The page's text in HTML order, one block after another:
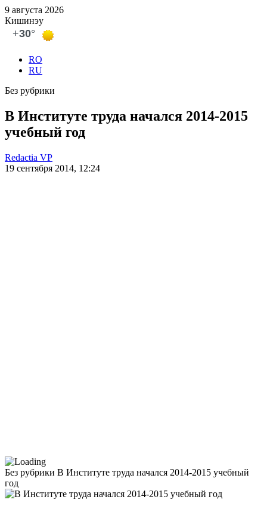
9 августа 2026
Кишинэу
RO
RU
Без рубрики
В Институте труда начался 2014-2015
учебный год
Redactia VP
19 сентября 2014, 12:24
Без рубрики В Институте труда начался 2014-2015 учебный
год